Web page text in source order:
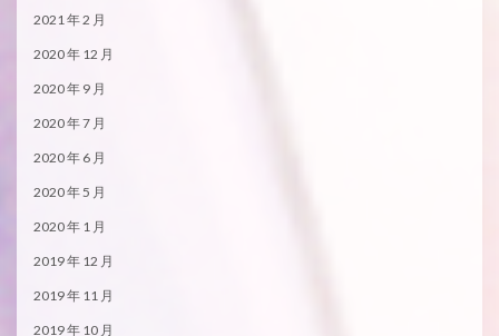
2021 年 2 月
2020 年 12 月
2020 年 9 月
2020 年 7 月
2020 年 6 月
2020 年 5 月
2020 年 1 月
2019 年 12 月
2019 年 11 月
2019 年 10 月